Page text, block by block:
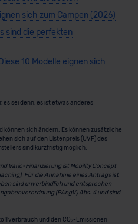
sich zum Campen (2026)
sind die perfekten
10 Modelle eignen sich
es sei denn, es ist etwas anderes
können sich ändern. Es können zusätzliche
sich auf den Listenpreis (UVP) des
sind kurzfristig möglich.
Vario-Finanzierung ist Mobility Concept
Für die Annahme eines Antrags ist
sind unverbindlich und entsprechen
(PAngV) Abs. 4 und sind
und den CO₂-Emissionen